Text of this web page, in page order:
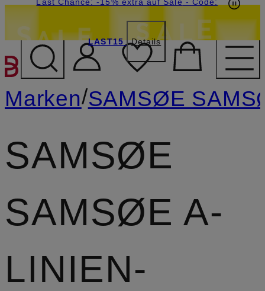
ZUM HAUPTINHALT
LAST15 Details
Marken/SAMSØE
SAMSØE
SAMSØE A-
LINIEN-